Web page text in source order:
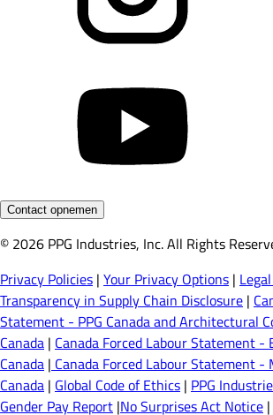
Contact opnemen
© 2026 PPG Industries, Inc. All Rights
Privacy Policies | Your Privacy Options |
Transparency in Supply Chain Disclosure |
Statement - PPG Canada and Architectural
Canada | Canada Forced Labour Statement -
Canada | Canada Forced Labour Statement -
Canada | Global Code of Ethics | PPG
Gender Pay Report |No Surprises Act Notice |